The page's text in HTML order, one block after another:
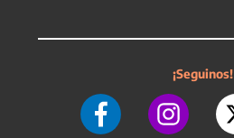
¡Seguinos!